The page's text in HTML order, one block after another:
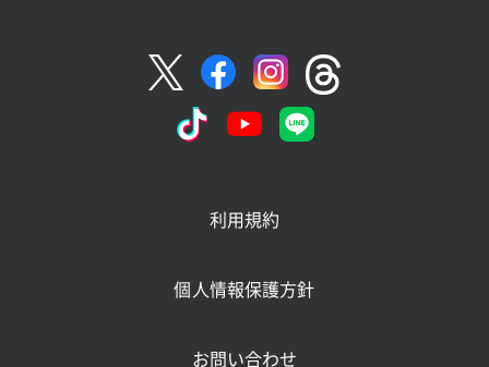
利用規約
個人情報保護方針
お問い合わせ